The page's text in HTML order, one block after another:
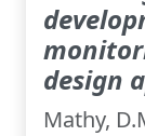
design
Mathy,